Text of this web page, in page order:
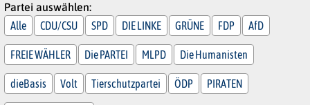
Partei auswählen:
Alle
CDU/CSU SPD DIE LINKE GRÜNE FDP AfD
FREIE WÄHLER Die PARTEI MLPD Die Humanisten
dieBasis Volt Tierschutzpartei ÖDP PIRATEN